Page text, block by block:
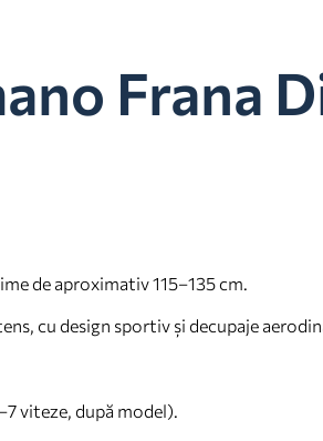
Frana
de aproximativ 115–135 cm.
cu design sportiv și decupaje
viteze, după model).